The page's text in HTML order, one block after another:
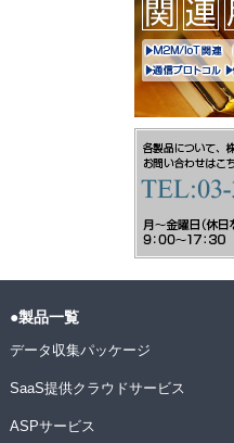
●製品一覧
データ収集パッケージ
SaaS提供クラウドサービス
ASPサービス